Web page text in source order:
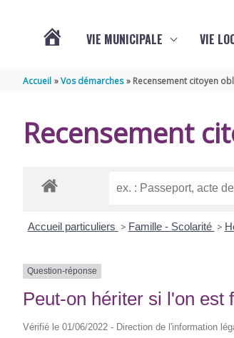
VIE MUNICIPALE VIE
Accueil Vos démarches Recensement citoyen
Recensement
Accueil particuliers > Famille - Scolarité >
Question-réponse
Peut-on hériter si l'on est
Vérifié le 01/06/2022 - Direction de l'information